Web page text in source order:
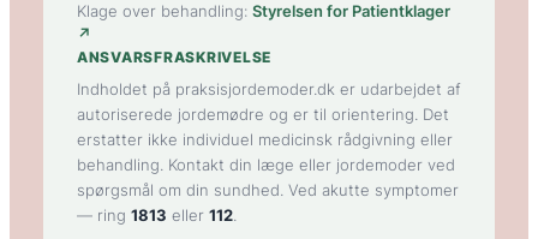
Klage over behandling: Styrelsen for Patientklager
↗
ANSVARSFRASKRIVELSE
Indholdet på praksisjordemoder.dk er udarbejdet af
autoriserede jordemødre og er til orientering. Det
erstatter ikke individuel medicinsk rådgivning eller
behandling. Kontakt din læge eller jordemoder ved
spørgsmål om din sundhed. Ved akutte symptomer
— ring 1813 eller 112